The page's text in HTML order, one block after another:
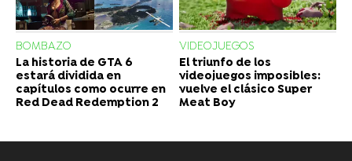
BOMBAZO
La historia de GTA 6
estará dividida en
capítulos como ocurre en
Red Dead Redemption 2
VIDEOJUEGOS
El triunfo de los
videojuegos imposibles:
vuelve el clásico Super
Meat Boy